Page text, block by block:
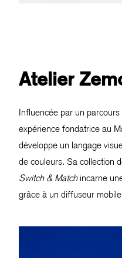
Atelier
Influencée par un
expérience fondatrice au
développe un langage
de couleurs. Sa collection
Switch & Matchincarne
grâce à un diffuseur